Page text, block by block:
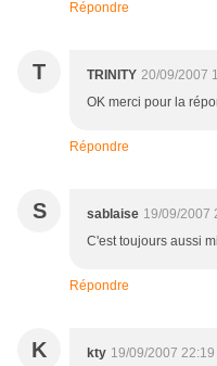
Répondre
T TRINITY 20/09/2007
OK merci pour la
Répondre
S sablaise 19/09/2007
C'est toujours aussi
Répondre
K kty 19/09/2007 22:19